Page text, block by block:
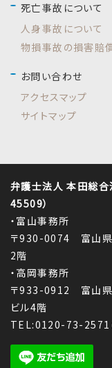
死亡事故について
人身事故について
物損事故の損害賠
お問い合わせ
アクセスマップ
サイトマップ
弁護士法人 本田総合
45509）
・富山事務所
〒930-0074 富山県
2階
・高岡事務所
〒933-0912 富山県
ビル4階
TEL:0120-73-2571